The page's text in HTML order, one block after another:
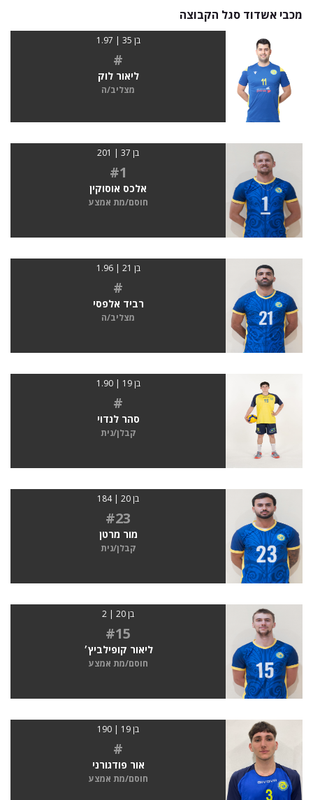
מכבי אשדוד סגל הקבוצה
בן 35 | 1.97
#
ליאור לוק
מצליב/ה
בן 37 | 201
#1
אלכס אוסוקין
חוסם/מת אמצע
בן 21 | 1.96
#
רביד אלפסי
מצליב/ה
בן 19 | 1.90
#
סהר לנדוי
קבלן/נית
בן 20 | 184
#23
מור מרטן
קבלן/נית
בן 20 | 2
#15
ליאור קופילביץ׳
חוסם/מת אמצע
בן 19 | 190
#
אור פודגורני
חוסם/מת אמצע